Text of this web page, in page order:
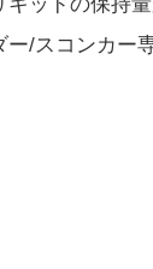
/スコンカー